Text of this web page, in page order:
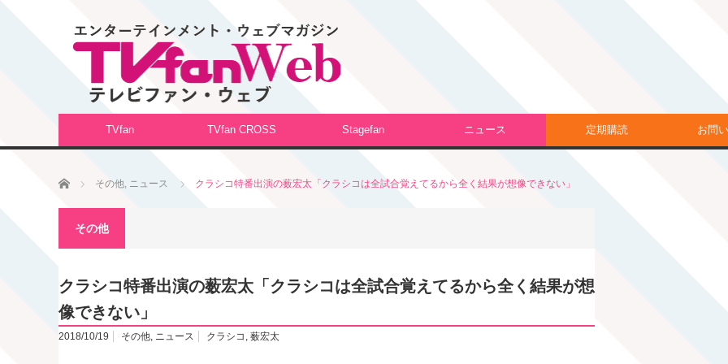
TVfan TVfan CROSS Stagefan ニュース 定期購読 お問
ホーム その他, ニュース クラシコ特番出演の薮宏太「クラシコは全試合覚えてるから全く結果が想像できない」
その他
クラシコ特番出演の薮宏太「クラシコは全試合覚えてるから全く結果が想
像できない」
2018/10/19 その他, ニュース クラシコ , 薮宏太